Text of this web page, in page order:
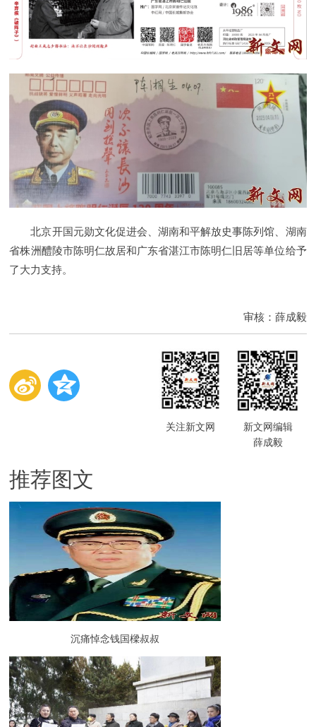
北京开国元勋文化促进会、湖南和平解放史事陈列馆、湖南
省株洲醴陵市陈明仁故居和广东省湛江市陈明仁旧居等单位给予
了大力支持。
审核：薛成毅
关注新文网
新文网编辑
薛成毅
推荐图文
沉痛悼念钱国樑叔叔